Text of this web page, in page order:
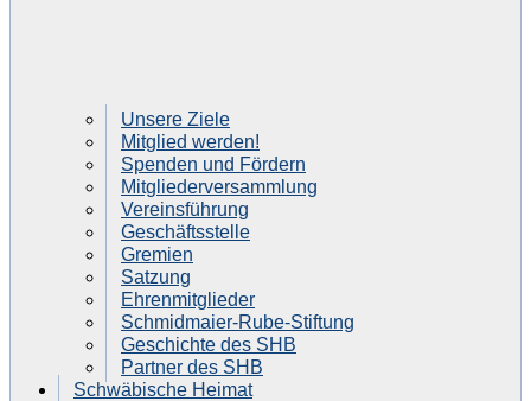
Unsere Ziele
Mitglied werden!
Spenden und Fördern
Mitgliederversammlung
Vereinsführung
Geschäftsstelle
Gremien
Satzung
Ehrenmitglieder
Schmidmaier-Rube-Stiftung
Geschichte des SHB
Partner des SHB
Schwäbische Heimat